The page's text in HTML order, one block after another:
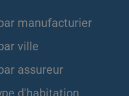
manufacturier
ville
assureur
d'habitation